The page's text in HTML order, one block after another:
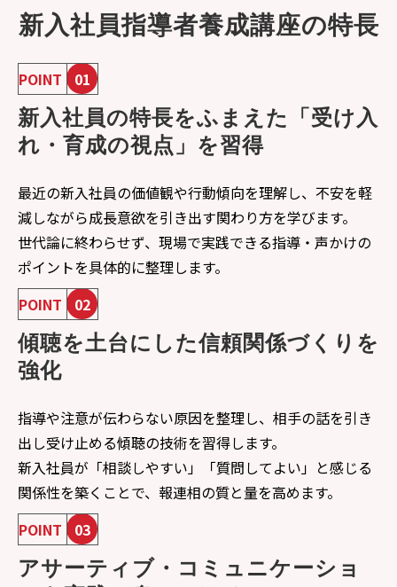
新入社員指導者養成講座の特長
POINT 01
新入社員の特長をふまえた「受け入
れ・育成の視点」を習得
最近の新入社員の価値観や行動傾向を理解し、不安を軽
減しながら成長意欲を引き出す関わり方を学びます。
世代論に終わらせず、現場で実践できる指導・声かけの
ポイントを具体的に整理します。
POINT
02
傾聴を土台にした信頼関係づくりを
強化
指導や注意が伝わらない原因を整理し、相手の話を引き
出し受け止める傾聴の技術を習得します。
新入社員が「相談しやすい」「質問してよい」と感じる
関係性を築くことで、報連相の質と量を高めます。
POINT
03
アサーティブ・コミュニケーショ